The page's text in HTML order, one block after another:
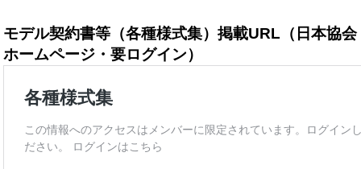
モデル契約書等（各種様式集）掲載URL（日本協会
ホームページ・要ログイン）